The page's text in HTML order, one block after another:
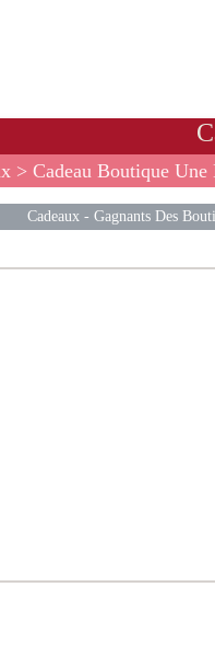
> Cadeau Boutique
Cadeaux - Gagnants Des